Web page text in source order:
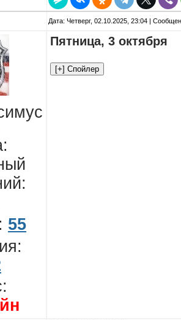
Дата: Четверг, 02.10.2025, 23:04 |
55
Пятница, 3 октября